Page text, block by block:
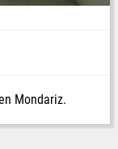
Mondariz.